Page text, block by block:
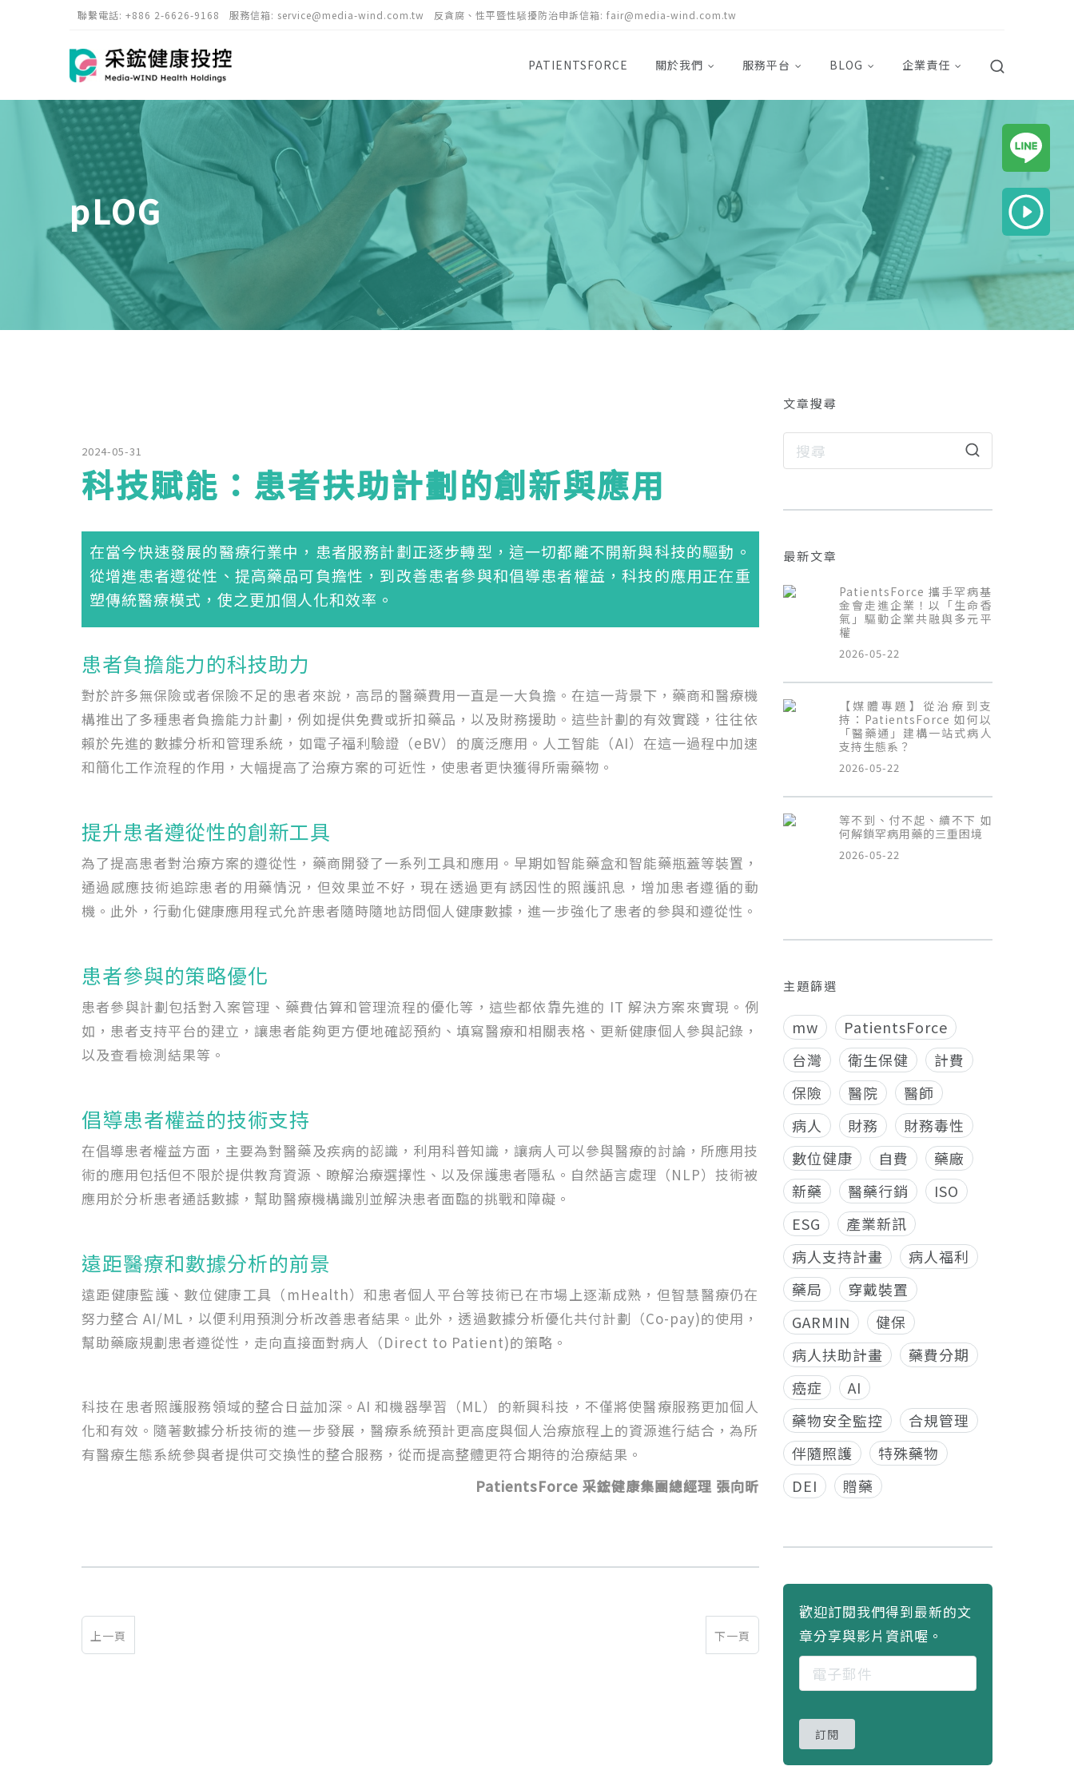
聯繫電話: +886 2-6626-9168 服務信箱: service@media-wind.com.tw 反貪腐、性平暨性騒擾防治申訴信箱: fair@media-wind.com.tw
PATIENTSFORCE 關於我們 服務平台 BLOG 企業責任
pLOG
2024-05-31
科技賦能：患者扶助計劃的創新與應用
在當今快速發展的醫療行業中，患者服務計劃正逐步轉型，這一切都離不開新與科技的驅動。
從增進患者遵從性、提高藥品可負擔性，到改善患者參與和倡導患者權益，科技的應用正在重
塑傳統醫療模式，使之更加個人化和效率。
患者負擔能力的科技助力
對於許多無保險或者保險不足的患者來說，高昂的醫藥費用一直是一大負擔。在這一背景下，藥商和醫療機
構推出了多種患者負擔能力計劃，例如提供免費或折扣藥品，以及財務援助。這些計劃的有效實踐，往往依
賴於先進的數據分析和管理系統，如電子福利驗證（eBV）的廣泛應用。人工智能（AI）在這一過程中加速
和簡化工作流程的作用，大幅提高了治療方案的可近性，使患者更快獲得所需藥物。
提升患者遵從性的創新工具
為了提高患者對治療方案的遵從性，藥商開發了一系列工具和應用。早期如智能藥盒和智能藥瓶蓋等裝置，
通過感應技術追踪患者的用藥情況，但效果並不好，現在透過更有誘因性的照護訊息，增加患者遵循的動
機。此外，行動化健康應用程式允許患者隨時隨地訪問個人健康數據，進一步強化了患者的參與和遵從性。
患者參與的策略優化
患者參與計劃包括對入案管理、藥費估算和管理流程的優化等，這些都依靠先進的 IT 解決方案來實現。例
如，患者支持平台的建立，讓患者能夠更方便地確認預約、填寫醫療和相關表格、更新健康個人參與記錄，
以及查看檢測結果等。
倡導患者權益的技術支持
在倡導患者權益方面，主要為對醫藥及疾病的認識，利用科普知識，讓病人可以參與醫療的討論，所應用技
術的應用包括但不限於提供教育資源、瞭解治療選擇性、以及保護患者隱私。自然語言處理（NLP）技術被
應用於分析患者通話數據，幫助醫療機構識別並解決患者面臨的挑戰和障礙。
遠距醫療和數據分析的前景
遠距健康監護、數位健康工具（mHealth）和患者個人平台等技術已在市場上逐漸成熟，但智慧醫療仍在
努力整合 AI/ML，以便利用預測分析改善患者結果。此外，透過數據分析優化共付計劃（Co-pay)的使用，
幫助藥廠規劃患者遵從性，走向直接面對病人（Direct to Patient)的策略。
科技在患者照護服務領域的整合日益加深。AI 和機器學習（ML）的新興科技，不僅將使醫療服務更加個人
化和有效。隨著數據分析技術的進一步發展，醫療系統預計更高度與個人治療旅程上的資源進行結合，為所
有醫療生態系統參與者提供可交換性的整合服務，從而提高整體更符合期待的治療結果。
PatientsForce 采鋐健康集團總經理 張向昕
上一頁 下一頁
文章搜尋
最新文章
PatientsForce 攜手罕病基
金會走進企業！以「生命香
氣」驅動企業共融與多元平
權
2026-05-22
【媒體專題】從治療到支
持：PatientsForce 如何以
「醫藥通」建構一站式病人
支持生態系？
2026-05-22
等不到、付不起、續不下 如
何解鎖罕病用藥的三重困境
2026-05-22
主題篩選
mw
PatientsForce
台灣
衛生保健
計費
保險
醫院
醫師
病人
財務
財務毒性
數位健康
自費
藥廠
新藥
醫藥行銷
ISO
ESG
產業新訊
病人支持計畫
病人福利
藥局
穿戴裝置
GARMIN
健保
病人扶助計畫
藥費分期
癌症
AI
藥物安全監控
合規管理
伴隨照護
特殊藥物
DEI
贈藥
歡迎訂閱我們得到最新的文
章分享與影片資訊喔。
訂閱